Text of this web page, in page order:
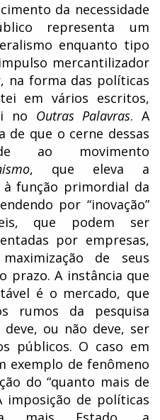
da necessidade
representa um
enquanto tipo
mercantilizador
na forma das políticas
em vários escritos,
no Outras Palavras. A
de que o cerne dessas
ao movimento
, que eleva a
à função primordial da
por “inovação”
que podem ser
por empresas,
de seus
prazo. A instância que
é o mercado, que
rumos da pesquisa
ou não deve, ser
públicos. O caso em
exemplo de fenômeno
do “quanto mais de
imposição de políticas